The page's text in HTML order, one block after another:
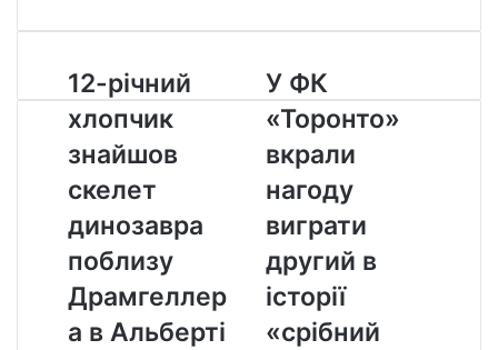
12-
річний
хлопчик
знайшов
скелет
динозавра
поблизу
Драмгеллера
в
Альберті
12-річний
хлопчик
знайшов
скелет
динозавра
поблизу
Драмгеллер
а в Альберті
У
ФК
«Торонто»
вкрали
нагоду
виграти
другий
в
історії
«срібний
щит»
У ФК
«Торонто»
вкрали
нагоду
виграти
другий в
історії
«срібний